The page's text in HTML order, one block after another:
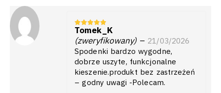
z 5
Tomek_K
(zweryfikowany) – 21/03/2026
Spodenki bardzo wygodne,
dobrze uszyte, funkcjonalne
kieszenie.produkt bez zastrzeżeń
– godny uwagi -Polecam.